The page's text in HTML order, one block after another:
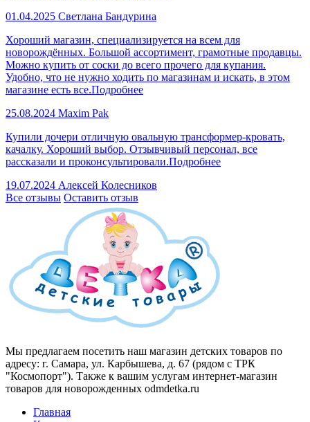
01.04.2025 Светлана Бандурина
Хороший магазин, специализируется на всем для
новорождённых. Большой ассортимент, грамотные продавцы.
Можно купить от соски до всего прочего для купания.
Удобно, что не нужно ходить по магазинам и искать, в этом
магазине есть все.Подробнее
25.08.2024 Maxim Pak
Купили дочери отличную овальную трансформер-кровать,
качалку. Хороший выбор. Отзывчивый персонал, все
рассказали и проконсультировали.Подробнее
19.07.2024 Алексей Колесников
Все отзывы Оставить отзыв
Мы предлагаем посетить наш магазин детских товаров по
адресу: г. Самара, ул. Карбышева, д. 67 (рядом с ТРК
"Космопорт"). Также к вашим услугам интернет-магазин
товаров для новорожденных odmdetka.ru
Главная